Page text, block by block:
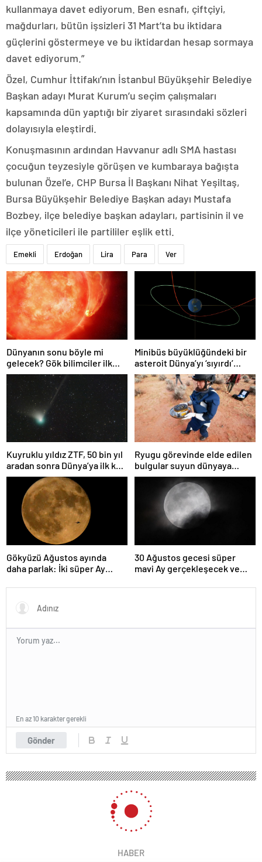
kullanmaya davet ediyorum. Ben esnafı, çiftçiyi,
mağdurları, bütün işsizleri 31 Mart’ta bu iktidara
güçlerini göstermeye ve bu iktidardan hesap sormaya
davet ediyorum.”
Özel, Cumhur İttifakı’nın İstanbul Büyükşehir Belediye
Başkan adayı Murat Kurum’u seçim çalışmaları
kapsamında dün yaptığı bir ziyaret sırasındaki sözleri
dolayısıyla eleştirdi.
Konuşmasının ardından Havvanur adlı SMA hastası
çocuğun teyzesiyle görüşen ve kumbaraya bağışta
bulunan Özel’e, CHP Bursa İl Başkanı Nihat Yeşiltaş,
Bursa Büyükşehir Belediye Başkan adayı Mustafa
Bozbey, ilçe belediye başkan adayları, partisinin il ve
ilçe yöneticileri ile partililer eşlik etti.
Emekli Erdoğan Lira Para Ver
Dünyanın sonu böyle mi
gelecek? Gök bilimciler ilk
kez sönen yıldızın gezegeni
yutmasına tanık oldu
Minibüs büyüklüğündeki bir
asteroit Dünya’yı ‘sıyırdı’
geçti
Kuyruklu yıldız ZTF, 50 bin yıl
aradan sonra Dünya’ya ilk kez
çok yaklaşacak
Ryugu görevinde elde edilen
bulgular suyun dünyaya
asteroitlerce getirilmiş
olabileceğini gösteriyor
Gökyüzü Ağustos ayında
daha parlak: İki süper Ay
30 Ağustos gecesi süper
mavi Ay gerçekleşecek ve
olacak
Gönder
En az 10 karakter gerekli
HABER